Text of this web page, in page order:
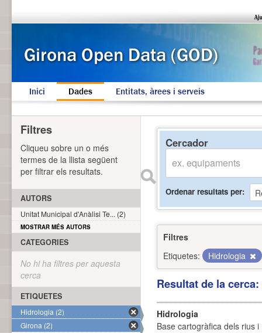
Inici Dades Entitats, àrees i serveis
Cercador
Ordenar resultats per
Filtres
Etiquetes:
Hidrologia
Resultat de la
Hidrologia
Base cartogràfica dels rius
Filtres
Cliqueu sobre un o més
termes de la llista següent
per filtrar els resultats.
AUTORS
Unitat Municipal d'Anàlisi Te... (2)
MOSTRAR MÉS AUTORS
CATEGORIES
No hi ha filtres per aquesta
cerca
ETIQUETES
Hidrologia (2)
Girona (2)